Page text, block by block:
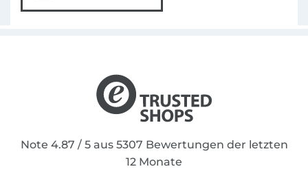
Note 4.87 / 5 aus 5307 Bewertungen der letzten
12 Monate